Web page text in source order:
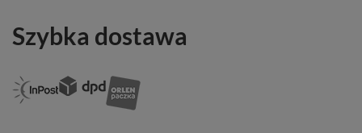
Szybka dostawa